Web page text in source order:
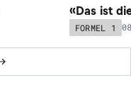
«Das ist
FORMEL 1